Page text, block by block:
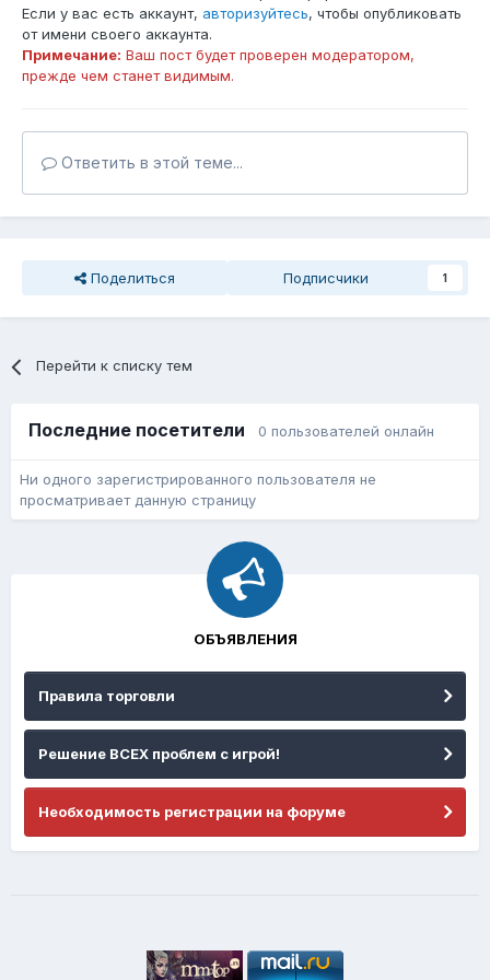
Если у вас есть аккаунт, авторизуйтесь, чтобы опубликовать
от имени своего аккаунта.
Примечание: Ваш пост будет проверен модератором,
прежде чем станет видимым.
Ответить в этой теме...
Поделиться Подписчики 1
Перейти к списку тем
Последние посетители 0 пользователей онлайн
Ни одного зарегистрированного пользователя не
просматривает данную страницу
ОБЪЯВЛЕНИЯ
Правила торговли
Решение ВСЕХ проблем с игрой!
Необходимость регистрации на форуме